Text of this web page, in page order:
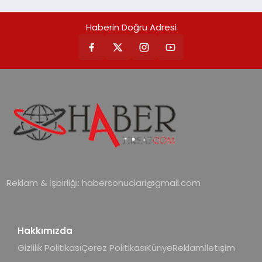
Haberin Doğru Adresi
Reklam & İşbirliği: habersonuclari@gmail.com
Hakkımızda
Gizlilik PolitikasıÇerez PolitikasıKünyeReklamİletişim